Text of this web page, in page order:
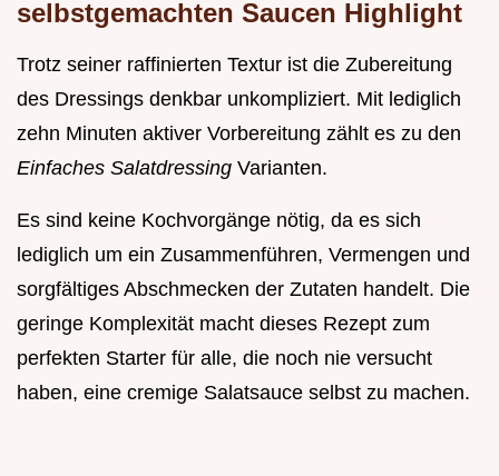
selbstgemachten Saucen Highlight
Trotz seiner raffinierten Textur ist die Zubereitung
des Dressings denkbar unkompliziert. Mit lediglich
zehn Minuten aktiver Vorbereitung zählt es zu den
Einfaches Salatdressing Varianten.
Es sind keine Kochvorgänge nötig, da es sich
lediglich um ein Zusammenführen, Vermengen und
sorgfältiges Abschmecken der Zutaten handelt. Die
geringe Komplexität macht dieses Rezept zum
perfekten Starter für alle, die noch nie versucht
haben, eine cremige Salatsauce selbst zu machen.